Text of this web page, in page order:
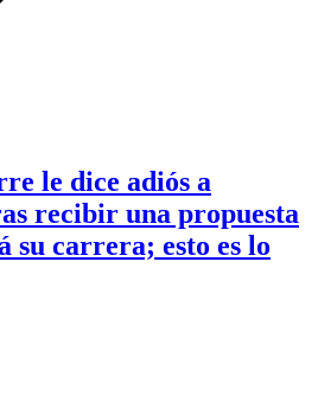
le dice adiós a
recibir una propuesta
su carrera; esto es lo